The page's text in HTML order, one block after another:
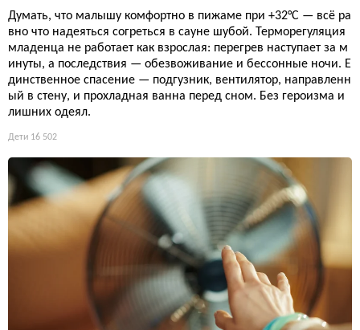
Думать, что малышу комфортно в пижаме при +32°C — всё ра
вно что надеяться согреться в сауне шубой. Терморегуляция
младенца не работает как взрослая: перегрев наступает за м
инуты, а последствия — обезвоживание и бессонные ночи. Е
динственное спасение — подгузник, вентилятор, направленн
ый в стену, и прохладная ванна перед сном. Без героизма и
лишних одеял.
Дети 16 502